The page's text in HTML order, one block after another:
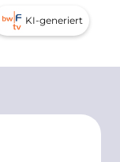
KI-generiert